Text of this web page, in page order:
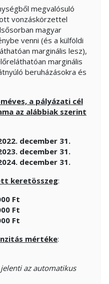
megvalósuló
vonzáskörzettel
magyar
venni (és a külföldi
marginális lesz),
marginális
beruházásokra és
a pályázati cél
az alábbiak szerint
december 31.
december 31.
december 31.
keretösszeg:
Ft
Ft
Ft
mértéke:
az automatikus